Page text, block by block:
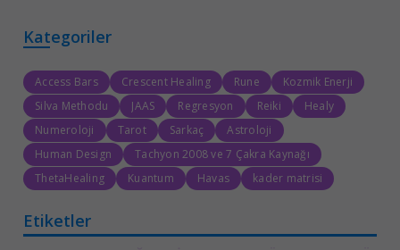
Kategoriler
Access Bars Crescent Healing Rune
Kozmik Enerji
Silva Methodu
JAAS Regresyon Reiki
Healy
Numeroloji
Tarot Sarkaç
Astroloji
Human Design
Tachyon 2008 ve 7 Çakra Kaynağı
ThetaHealing
Kuantum Havas kader matrisi
Etiketler